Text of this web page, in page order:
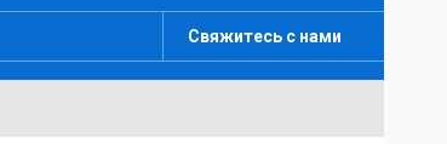
Свяжитесь с нами